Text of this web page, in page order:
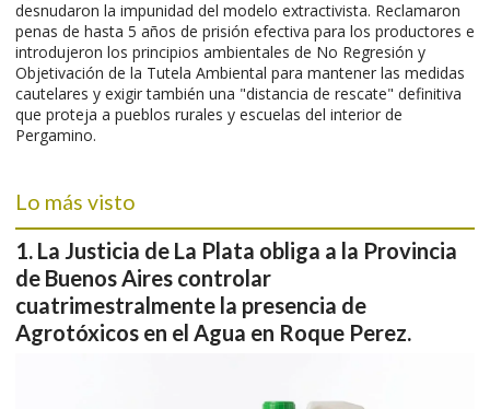
desnudaron la impunidad del modelo extractivista. Reclamaron
penas de hasta 5 años de prisión efectiva para los productores e
introdujeron los principios ambientales de No Regresión y
Objetivación de la Tutela Ambiental para mantener las medidas
cautelares y exigir también una "distancia de rescate" definitiva
que proteja a pueblos rurales y escuelas del interior de
Pergamino.
Lo más visto
La Justicia de La Plata obliga a la Provincia
de Buenos Aires controlar
cuatrimestralmente la presencia de
Agrotóxicos en el Agua en Roque Perez.